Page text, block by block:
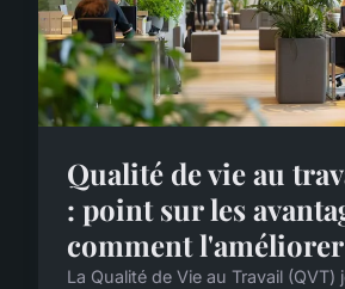
Qualité de vie au
: point sur les
comment l'améliorer
La Qualité de Vie au Travail (QVT)